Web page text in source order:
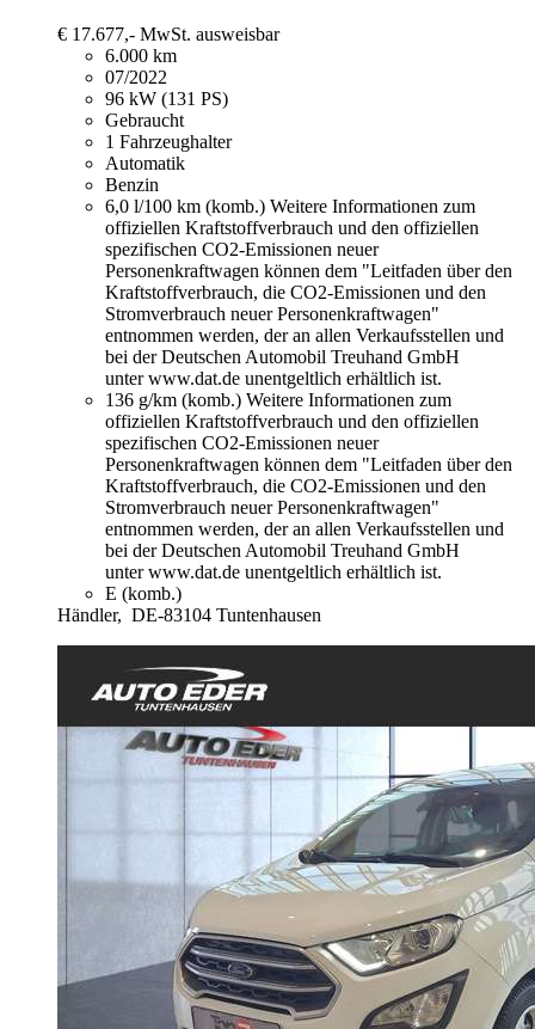
€ 17.677,- MwSt. ausweisbar
6.000 km
07/2022
96 kW (131 PS)
Gebraucht
1 Fahrzeughalter
Automatik
Benzin
6,0 l/100 km (komb.) Weitere Informationen zum
offiziellen Kraftstoffverbrauch und den offiziellen
spezifischen CO2-Emissionen neuer
Personenkraftwagen können dem "Leitfaden über den
Kraftstoffverbrauch, die CO2-Emissionen und den
Stromverbrauch neuer Personenkraftwagen"
entnommen werden, der an allen Verkaufsstellen und
bei der Deutschen Automobil Treuhand GmbH
unter www.dat.de unentgeltlich erhältlich ist.
136 g/km (komb.) Weitere Informationen zum
offiziellen Kraftstoffverbrauch und den offiziellen
spezifischen CO2-Emissionen neuer
Personenkraftwagen können dem "Leitfaden über den
Kraftstoffverbrauch, die CO2-Emissionen und den
Stromverbrauch neuer Personenkraftwagen"
entnommen werden, der an allen Verkaufsstellen und
bei der Deutschen Automobil Treuhand GmbH
unter www.dat.de unentgeltlich erhältlich ist.
E (komb.)
Händler, DE-83104 Tuntenhausen